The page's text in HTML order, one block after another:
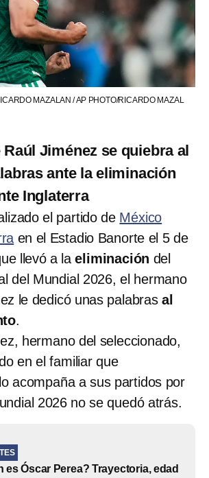
MAZALAN / AP PHOTO/RICARDO MAZAL
Jiménez se quiebra al
ante la eliminación
Inglaterra
el partido de México
en el Estadio Banorte el 5 de
llevó a laeliminación del
del Mundial 2026, el hermano
le dedicó unas palabrasal
.
hermano del seleccionado,
en el familiar que
acompaña a sus partidos por
2026 no se quedó atrás.
es Óscar Perea? Trayectoria, edad